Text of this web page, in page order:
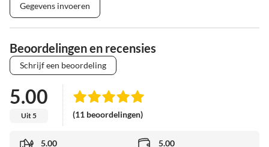
Gegevens invoeren
Beoordelingen en recensies
Schrijf een beoordeling
5.00
Uit 5 (11 beoordelingen)
5.00 5.00